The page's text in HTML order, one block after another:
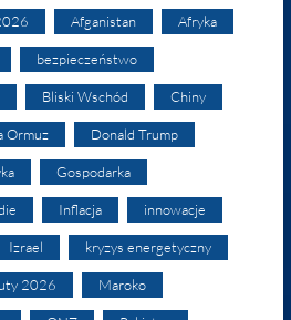
Afganistan Afryka
bezpieczeństwo
Bliski Wschód Chiny
Ormuz Donald Trump
Gospodarka
Inflacja innowacje
Izrael kryzys energetyczny
2026 Maroko